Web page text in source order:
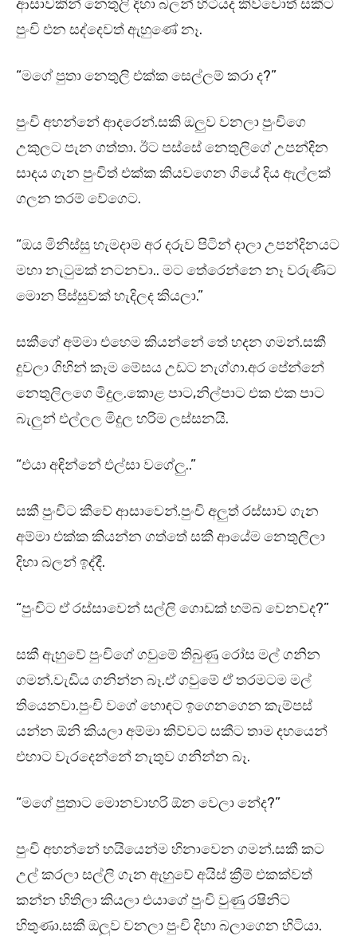
ආසාවකින් නෙතුලි දිහා බලන් හිටියද කිව්වොත් සකීට
පුංචි එන සද්දෙවත් ඇහුණේ නෑ.
“මගේ පුතා නෙතුලි එක්ක සෙල්ලම් කරා ද?”
පුංචි අහන්නේ ආදරෙන්.සකි ඔලුව වනලා පුංචිගෙ
උකුලට පැන ගත්තා. ඊට පස්සේ නෙතුලිගේ උපන්දින
සාදය ගැන පුංචිත් එක්ක කියවගෙන ගියේ දිය ඇල්ලක්
ගලන තරම් වේගෙට.
“ඔය මිනිස්සු හැමදාම අර දරුව පිටින් දාලා උපන්දිනයට
මහා නැටුමක් නටනවා.. මට තේරෙන්නෙ නෑ වරුණිට
මොන පිස්සුවක් හැදිලද කියලා.”
සකීගේ අම්මා එහෙම කියන්නේ තේ හදන ගමන්.සකී
දුවලා ගිහින් කෑම මේසය උඩට නැග්ගා.අර පේන්නේ
නෙතුලිලගෙ මිදුල.කොළ පාට,නිල්පාට එක එක පාට
බැලුන් එල්ලල මිදුල හරිම ලස්සනයි.
“එයා අඳින්නේ එල්සා වගේලු..”
සකී පුංචිට කීවේ ආසාවෙන්.පුංචි අලුත් රස්සාව ගැන
අම්මා එක්ක කියන්න ගත්තේ සකී ආයේම නෙතුලිලා
දිහා බලන් ඉද්දී.
“පුංචිට ඒ රස්සාවෙන් සල්ලි ගොඩක් හම්බ වෙනවද?”
සකී ඇහුවේ පුංචිගේ ගවුමේ තිබුණු රෝස මල් ගනින
ගමන්.වැඩිය ගනින්න බෑ.ඒ ගවුමේ ඒ තරමටම මල්
තියෙනවා.පුංචි වගේ හොඳට ඉගෙනගෙන කැම්පස්
යන්න ඕනි කියලා අම්මා කිව්වට සකීට තාම දහයෙන්
එහාට වැරදෙන්නේ නැතුව ගනින්න බෑ.
“මගේ පුතාට මොනවාහරි ඕන වෙලා නේද?”
පුංචි අහන්නේ හයියෙන්ම හිනාවෙන ගමන්.සකී කට
උල් කරලා සල්ලි ගැන ඇහුවේ අයිස් ක්‍රීම් එකක්වත්
කන්න හිතිලා කියලා එයාගේ පුංචි වුණු රෂිනිට
හිතුණා.සකී ඔලුව වනලා පුංචි දිහා බලාගෙන හිටියා.